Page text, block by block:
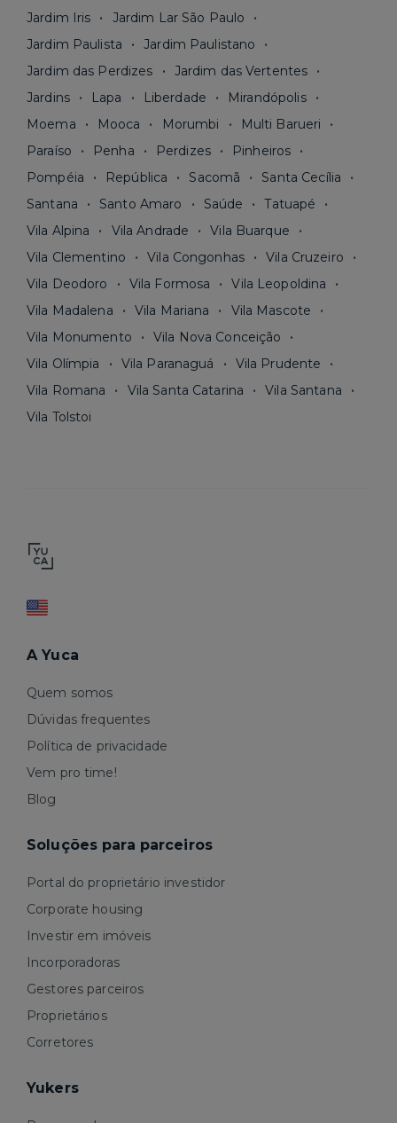
Jardim Iris
Jardim Lar São Paulo
Jardim Paulista
Jardim Paulistano
Jardim das Perdizes
Jardim das Vertentes
Jardins
Lapa Liberdade
Mirandópolis
Moema
Mooca Morumbi
Multi Barueri
Paraíso
Penha Perdizes
Pinheiros
Pompéia
República Sacomã
Santa Cecília
Santana
Santo Amaro Saúde
Tatuapé
Vila Alpina
Vila Andrade
Vila Buarque
Vila Clementino
Vila Congonhas
Vila Cruzeiro
Vila Deodoro
Vila Formosa
Vila Leopoldina
Vila Madalena
Vila Mariana
Vila Mascote
Vila Monumento
Vila Nova Conceição
Vila Olímpia
Vila Paranaguá
Vila Prudente
Vila Romana
Vila Santa Catarina
Vila Santana
Vila Tolstoi
A Yuca
Quem somos
Dúvidas frequentes
Política de privacidade
Vem pro time!
Blog
Soluções para parceiros
Portal do proprietário investidor
Corporate housing
Investir em imóveis
Incorporadoras
Gestores parceiros
Proprietários
Corretores
Yukers